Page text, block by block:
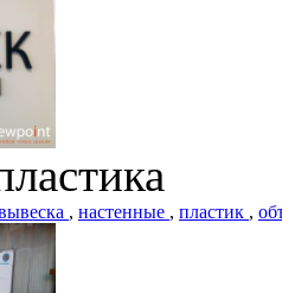
, настенные , пластик ,